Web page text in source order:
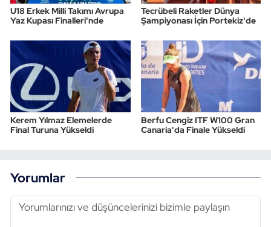
U18 Erkek Milli Takımı Avrupa
Yaz Kupası Finalleri'nde
Tecrübeli Raketler Dünya
Şampiyonası İçin Portekiz'de
Kerem Yılmaz Elemelerde
Final Turuna Yükseldi
Berfu Cengiz ITF W100 Gran
Canaria'da Finale Yükseldi
Yorumlar